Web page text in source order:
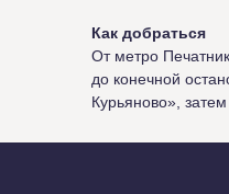
Как добраться
От метро
до конечной
Курьяново»,